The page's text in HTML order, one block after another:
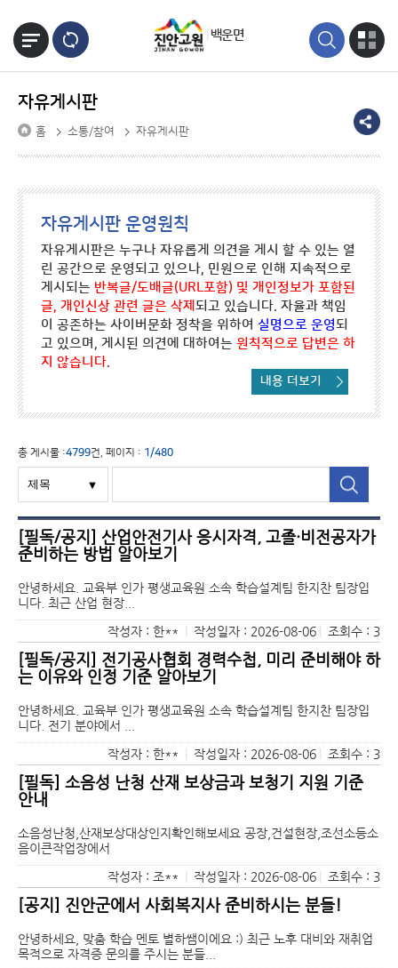
백운면
자유게시판
홈 소통/참여 자유게시판
자유게시판 운영원칙
자유게시판은 누구나 자유롭게 의견을 게시 할 수 있는 열
린 공간으로 운영되고 있으나, 민원으로 인해 지속적으로
게시되는 반복글/도배글(URL포함) 및 개인정보가 포함된
글, 개인신상 관련 글은 삭제 되고 있습니다. 자율과 책임
이 공존하는 사이버문화 정착을 위하여 실명으로 운영되
고 있으며, 게시된 의견에 대하여는 원칙적으로 답변은 하
지 않습니다.
내용 더보기
총 게시물 :4799건, 페이지 : 1/480
[필독/공지] 산업안전기사 응시자격, 고졸·비전공자가
준비하는 방법 알아보기
안녕하세요. 교육부 인가 평생교육원 소속 학습설계팀 한지찬 팀장입
니다. 최근 산업 현장...
작성자 : 한**
작성일자 : 2026-08-06 조회수 : 3
[필독/공지] 전기공사협회 경력수첩, 미리 준비해야 하
는 이유와 인정 기준 알아보기
안녕하세요. 교육부 인가 평생교육원 소속 학습설계팀 한지찬 팀장입
니다. 전기 분야에서 ...
작성자 : 한**
작성일자 : 2026-08-06 조회수 : 3
[필독] 소음성 난청 산재 보상금과 보청기 지원 기준
안내
소음성난청,산재보상대상인지확인해보세요 공장,건설현장,조선소등소
음이큰작업장에서
작성자 : 조**
작성일자 : 2026-08-06 조회수 : 3
[공지] 진안군에서 사회복지사 준비하시는 분들!
안녕하세요, 맞춤 학습 멘토 별하쌤이에요 :) 최근 노후 대비와 재취업
목적으로 자격증 문의를 주시는 분들...